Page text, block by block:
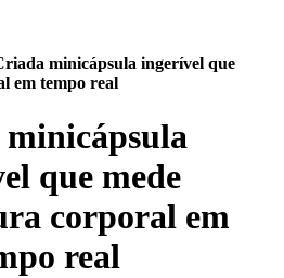
minicápsula ingerível que
em tempo real
que mede
corporal em
real